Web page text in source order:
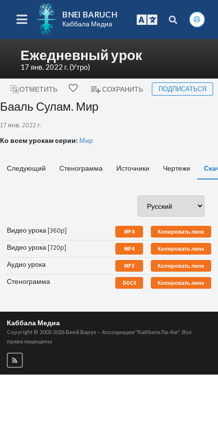
BNEI BARUCH
Каббала Медиа
Ежедневный урок
17 янв. 2022 г. (Утро)
ОТМЕТИТЬ СОХРАНИТЬ ПОДПИСАТЬСЯ
Бааль Сулам. Мир
17 янв. 2022 г.
Ко всем урокам серии: Мир
Следующий Стенограмма Источники Чертежи
Видео урока [360p] MP4 Копировать линк
Видео урока [720p] MP4 Копировать линк
Аудио урока MP3 Копировать линк
Стенограмма DOCX Копировать линк
Каббала Медиа
Copyright © 2003-2026 Бней Барух – Ассоциация "Каббала Ла-Ам", Все
права защищены